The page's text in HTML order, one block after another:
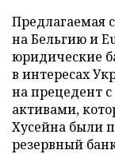
Предлагаемая
на Бельгию и
юридические
в интересах
на прецедент
активами,
Хусейна были
резервный